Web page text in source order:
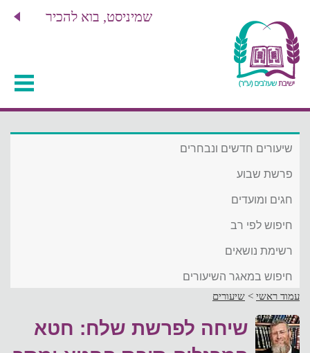
שמיניסט, בוא להכיר
שיעורים חדשים ונבחרים
פרשת שבוע
חגים ומועדים
חיפוש לפי רב
רשימת נושאים
חיפוש במאגר השיעורים
עמוד ראשי > שיעורים
שיחה לפרשת שלח: חטא